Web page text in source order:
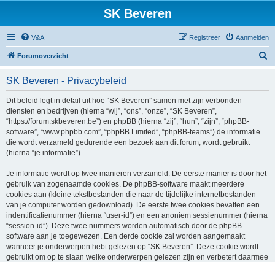
SK Beveren
V&A Aanmelden
Registreer
Forumoverzicht
SK Beveren - Privacybeleid
Dit beleid legt in detail uit hoe “SK Beveren” samen met zijn verbonden
diensten en bedrijven (hierna “wij”, “ons”, “onze”, “SK Beveren”,
“https://forum.skbeveren.be”) en phpBB (hierna “zij”, “hun”, “zijn”, “phpBB-
software”, “www.phpbb.com”, “phpBB Limited”, “phpBB-teams”) de informatie
die wordt verzameld gedurende een bezoek aan dit forum, wordt gebruikt
(hierna “je informatie”).
Je informatie wordt op twee manieren verzameld. De eerste manier is door het
gebruik van zogenaamde cookies. De phpBB-software maakt meerdere
cookies aan (kleine tekstbestanden die naar de tijdelijke internetbestanden
van je computer worden gedownload). De eerste twee cookies bevatten een
indentificatienummer (hierna “user-id”) en een anoniem sessienummer (hierna
“session-id”). Deze twee nummers worden automatisch door de phpBB-
software aan je toegewezen. Een derde cookie zal worden aangemaakt
wanneer je onderwerpen hebt gelezen op “SK Beveren”. Deze cookie wordt
gebruikt om op te slaan welke onderwerpen gelezen zijn en verbetert daarmee